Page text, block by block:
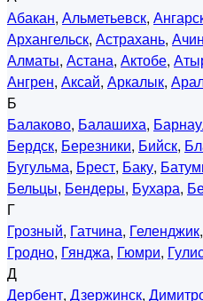
Абакан, Альметьевск,
Архангельск, Астрахань,
Алматы, Астана, Актобе,
Ангрен, Аксай, Аркалык,
Б
Балаково, Балашиха,
Бердск, Березники, Бийск,
Бугульма, Брест, Баку,
Бельцы, Бендеры, Бухара,
Г
Грозный, Гатчина, Геленджик,
Гродно, Гянджа, Гюмри,
Д
Дербент, Дзержинск,